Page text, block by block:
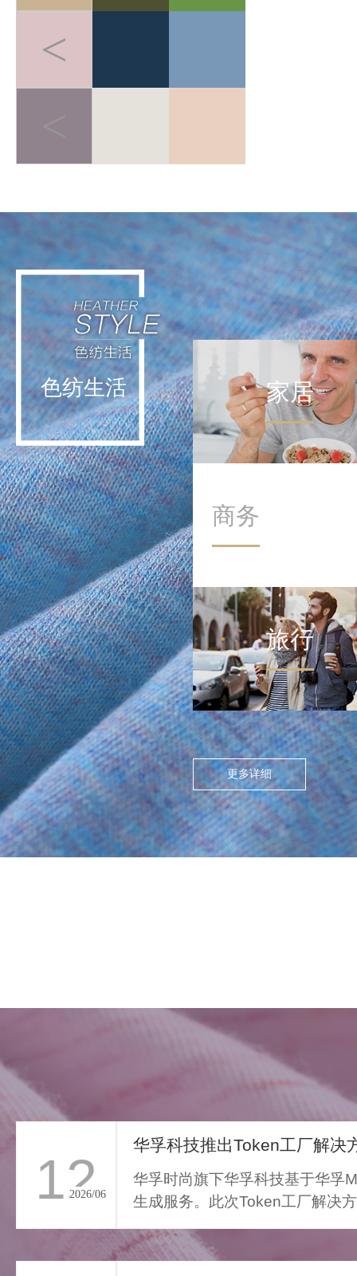
轻运动不挑战极限，而是通
过日常低强度活动实现能量
补给。这种理念让运动回归
生活本身，在细微处滋养身
心。
> FLOATING ISLAND IN THE CITY
尘世浮岛
在高度模块化的都市节奏
中，人们渴望在通勤中寻找
呼吸的缝隙。休闲通勤不再
是两点一线的被动移动，而
是通过服装的舒适感与色彩
情绪，将日常路径转化为“微
>
<
色纺生活 家居
商务
旅行
更多详细
12
2026/06
华孚科技推出Token工厂解决
华孚时尚旗下华孚科技基于华孚
生成服务。此次Token工厂解决